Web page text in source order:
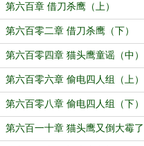
园？（中）
第六百章 借刀杀鹰（上）
第六百零二章 借刀杀鹰（下）
第六百零四章 猫头鹰童谣（中）
第六百零六章 偷电四人组（上）
第六百零八章 偷电四人组（下）
第六百一十章 猫头鹰又倒大霉了